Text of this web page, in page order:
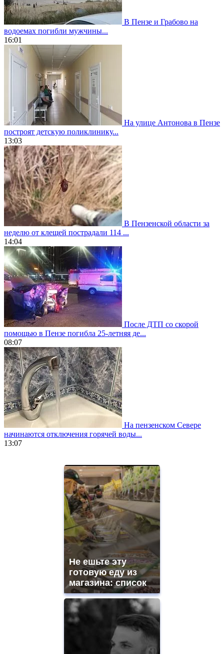
В Пензе и Грабово на
водоемах погибли мужчины...
16:01
На улице Антонова в Пензе
построят детскую поликлинику...
13:03
В Пензенской области за
неделю от клещей пострадали 114 ...
14:04
После ДТП со скорой
помощью в Пензе погибла 25-летняя де...
08:07
На пензенском Севере
начинаются отключения горячей воды...
13:07
https://gradewatches.to/
https://www.replicasrelojes.to/
Не ешьте эту
готовую еду из
магазина: список